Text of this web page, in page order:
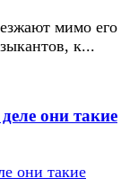
мимо его
к...
они такие